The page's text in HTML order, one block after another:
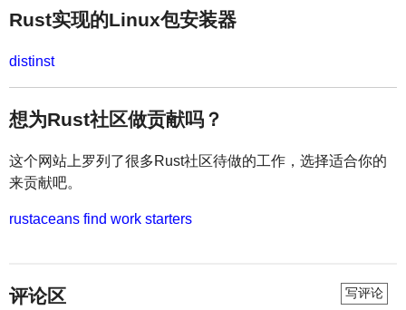
Rust实现的Linux包安装器
distinst
想为Rust社区做贡献吗？
这个网站上罗列了很多Rust社区待做的工作，选择适合你的
来贡献吧。
rustaceans find work starters
评论区 写评论